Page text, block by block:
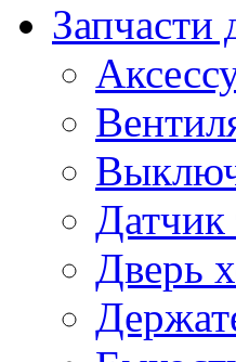
Запчасти
Датчик
Дверь